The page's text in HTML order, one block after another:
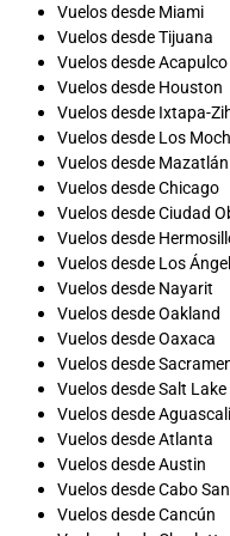
Vuelos desde Miami
Vuelos desde Tijuana
Vuelos desde Acapulco
Vuelos desde Houston
Vuelos desde Ixtapa-
Vuelos desde Los
Vuelos desde Mazatlán
Vuelos desde Chicago
Vuelos desde Ciudad
Vuelos desde
Vuelos desde Los
Vuelos desde Nayarit
Vuelos desde Oakland
Vuelos desde Oaxaca
Vuelos desde
Vuelos desde Salt Lake
Vuelos desde
Vuelos desde Atlanta
Vuelos desde Austin
Vuelos desde Cabo
Vuelos desde Cancún